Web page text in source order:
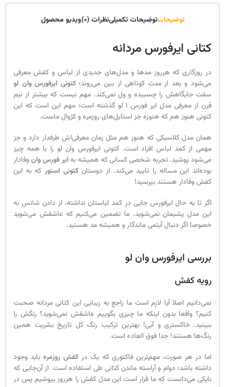
توضیحاتتوضیحات تکمیلینظرات (0) ویدیو محصول
کتانی ایرفورس مردانه
در روزگاری که هرروز مدها و مدل‌های جدیدی از لباس و کفش معرفی
می‌شود و بعد از مدت کوتاهی از بین می‌روند؛کتونی ایرفورس وان لو
سفت جایگاهش را چسبیده و ول نمی‌کند. مهم نیست که بیشتر از نیم
قرن از معرفی مدل ایر فورس 1 لو گذشته است؛ مهم این است که این
کتونی هنوز هم که هنوزه جز استایل‌های روزمره و کژوال ماست.
همان مدل کلاسیکی که هنوز هم مثل زمان معرفی‌اش طرفدار دارد و جز
مهمی از کمد لباس افراد است. کتونی ایرفورس وان لو را با همه چیز
می‌شود پوشید. تجربه شخصی کسانی که همیشه بهایر فورس وانوفادار
بوده‌اند این مساله را تایید می‌کند. از دوستانکتونی استورکه به این
کفش وفادار هستند بپرسید!
اگر تا به حال ایرفورس جایی در کمد لباستان نداشته، از دادن شانس به
این مدل پشیمان نمی‌شوید. ما تضمین می‌کنیم که عاشقش می‌شوید
خصوصا اگر دنبال آیتمی ماندگار و همیشه مد هستید.
بررسی ایرفورس وان لو
رویه کفش
نمی‌دانیم اصلا آیا لازم است ما راجع به زیبایی این کتانی مردانه صحبت
کنیم؟ واقعا بدون اینکه ما چیزی بگوییم عاشقش نمی‌شوید؟ رنگش را
ببینید. خاکستری و آبی! بهترین ترکیب رنگ کل تاریخ بشریت همین
رنگ‌ها هستند! جدا فوق العاده است.
اما در هر صورت، مهم‌ترین فاکتوری که یک در کفش روزمره باید وجود
داشته باشد؛ دوام و آراسته ماندن کتانی طی استفاده است. از آن‌جایی که
نایکی می‌دانست که ما قرار است این مدل کفش را هرروز بپوشیم پس در